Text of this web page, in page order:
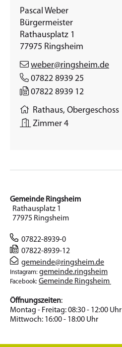
Pascal Weber
Bürgermeister
Rathausplatz 1
77975 Ringsheim
weber@ringsheim.de
07822 8939 25
07822 8939 12
Rathaus, Obergeschoss
Zimmer 4
Gemeinde Ringsheim
Rathausplatz 1
77975 Ringsheim
07822-8939-0
07822-8939-12
gemeinde@ringsheim.de
Instagram: gemeinde.ringsheim
Facebook: Gemeinde Ringsheim
Öffnungszeiten:
Montag - Freitag: 08:30 - 12:00 Uhr
Mittwoch: 16:00 - 18:00 Uhr